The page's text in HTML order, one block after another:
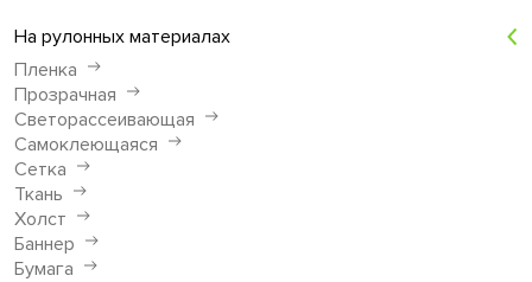
На рулонных материалах
Пленка
Прозрачная
Светорассеивающая
Самоклеющаяся
Сетка
Ткань
Холст
Баннер
Бумага